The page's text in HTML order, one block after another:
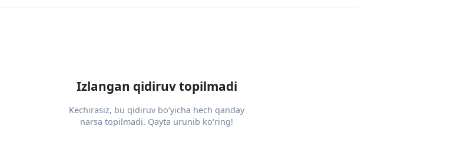
Izlangan qidiruv topilmadi
Kechirasiz, bu qidiruv bo‘yicha hech qanday
narsa topilmadi. Qayta urunib ko‘ring!